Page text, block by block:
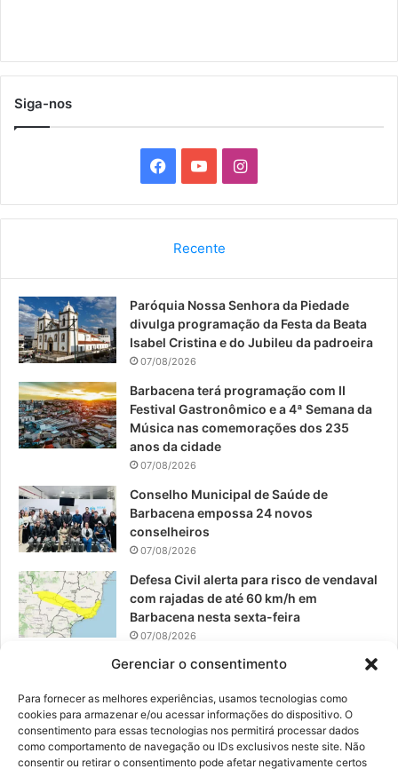
Gerenciar o consentimento
Para fornecer as melhores experiências, usamos tecnologias como
cookies para armazenar e/ou acessar informações do dispositivo. O
consentimento para essas tecnologias nos permitirá processar dados
como comportamento de navegação ou IDs exclusivos neste site. Não
consentir ou retirar o consentimento pode afetar negativamente certos
Siga-nos
a
b
o
k
o
u
b
I
n
a
g
a
Recente
Paróquia Nossa Senhora da Piedade
divulga programação da Festa da Beata
Isabel Cristina e do Jubileu da padroeira
07/08/2026
Barbacena terá programação com II
Festival Gastronômico e a 4ª Semana da
Música nas comemorações dos 235
anos da cidade
07/08/2026
Conselho Municipal de Saúde de
Barbacena empossa 24 novos
conselheiros
07/08/2026
Defesa Civil alerta para risco de vendaval
com rajadas de até 60 km/h em
Barbacena nesta sexta-feira
07/08/2026
EPCAR tem a melhor nota do IDEB no
06/08/2026